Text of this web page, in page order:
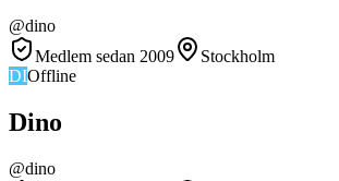
@dino
Medlem sedan 2009
Stockholm
DIOffline
Dino
@dino